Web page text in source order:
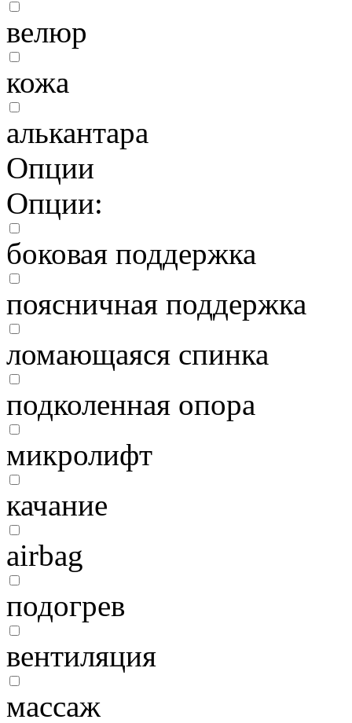
велюр
кожа
алькантара
Опции
Опции:
боковая поддержка
поясничная поддержка
ломающаяся спинка
подколенная опора
микролифт
качание
airbag
подогрев
вентиляция
массаж